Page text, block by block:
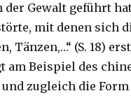
der Gewalt geführt
mit denen sich
Tänzen,…“ (S. 18)
am Beispiel des
zugleich die